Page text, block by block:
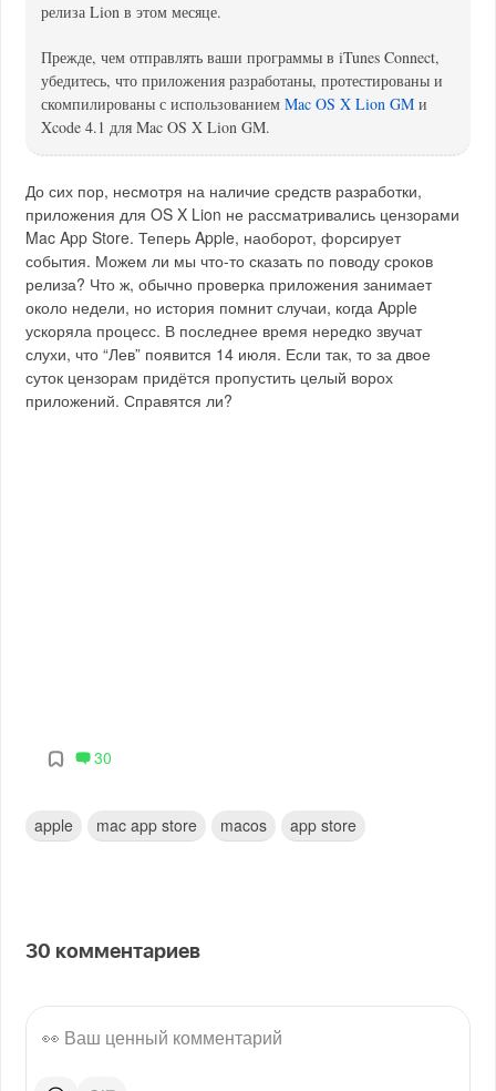
релиза Lion в этом месяце.
Прежде, чем отправлять ваши программы в iTunes Connect,
убедитесь, что приложения разработаны, протестированы и
скомпилированы с использованиемMac OS X Lion GM и
Xcode 4.1 для Mac OS X Lion GM.
До сих пор, несмотря на наличие средств разработки,
приложения для OS X Lion не рассматривались цензорами
Mac App Store. Теперь Apple, наоборот, форсирует
события. Можем ли мы что-то сказать по поводу сроков
релиза? Что ж, обычно проверка приложения занимает
около недели, но история помнит случаи, когда Apple
ускоряла процесс. В последнее время нередко звучат
слухи, что “Лев” появится 14 июля. Если так, то за двое
суток цензорам придётся пропустить целый ворох
приложений. Справятся ли?
30
apple mac app store macos app store
30 комментариев